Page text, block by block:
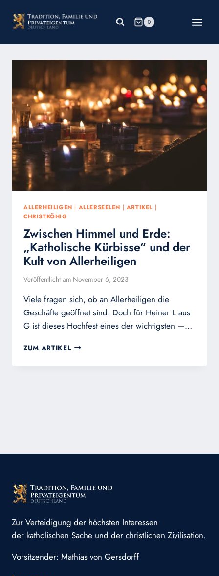
Inhalt
springen
0
ALLERHEILIGEN | ALLERSEELEN | ARTIKEL |
CHRISTKÖNIG
Zwischen Himmel und Erde:
„Katholische Kürbisse“ und der
Kult von Allerheiligen
Veröffentlicht am November 6, 2023
Viele fragen sich, ob an Allerheiligen die
Geschäfte geöffnet sind. Doch für Heiner L aus
G ist dieses Hochfest eines der wichtigsten —…
ZUM ARTIKEL ZWISCHEN
UND
Zur Verteidigung der höchsten Interessen
der katholischen Sache und der christlichen Zivilisation.
Vorsitzender: Mathias von Gersdorff